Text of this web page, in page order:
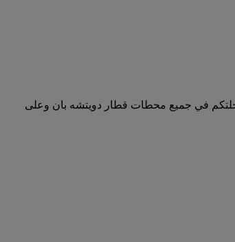
في جميع محطات قطار دويتشه بان وعلى